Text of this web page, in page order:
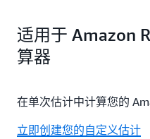
适用于 Amazon
算器
在单次估计中计算您的
立即创建您的自定义估计